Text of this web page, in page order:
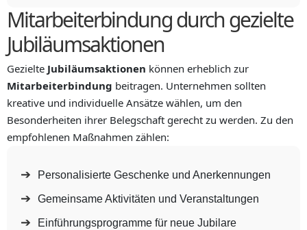
Mitarbeiterbindung durch gezielte
Jubiläumsaktionen
Gezielte Jubiläumsaktionen können erheblich zur
Mitarbeiterbindung beitragen. Unternehmen sollten
kreative und individuelle Ansätze wählen, um den
Besonderheiten ihrer Belegschaft gerecht zu werden. Zu den
empfohlenen Maßnahmen zählen:
Personalisierte Geschenke und Anerkennungen
Gemeinsame Aktivitäten und Veranstaltungen
Einführungsprogramme für neue Jubilare